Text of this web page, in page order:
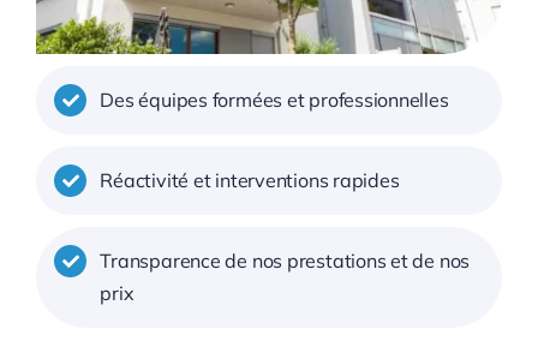
Des équipes formées et professionnelles
Réactivité et interventions rapides
Transparence de nos prestations et de nos
prix